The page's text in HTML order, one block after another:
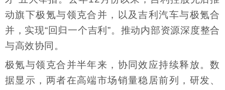
动旗下极氪与领克合并，以及吉利汽车与极氪合
并，实现“回归一个吉利”。推动内部资源深度整合
与高效协同。
极氪与领克合并半年来，协同效应持续释放。数
据显示，两者在高端市场销量稳居前列，研发、